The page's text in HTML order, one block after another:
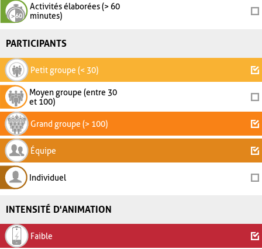
Activités élaborées (> 60
minutes)
PARTICIPANTS
Petit groupe (< 30)
Moyen groupe (entre 30
et 100)
Grand groupe (> 100)
Équipe
Individuel
INTENSITÉ D'ANIMATION
Faible